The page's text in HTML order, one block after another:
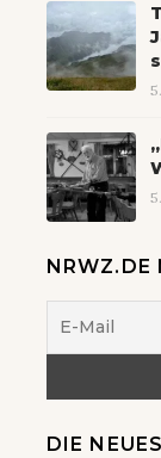
NRWZ.DE
DIE